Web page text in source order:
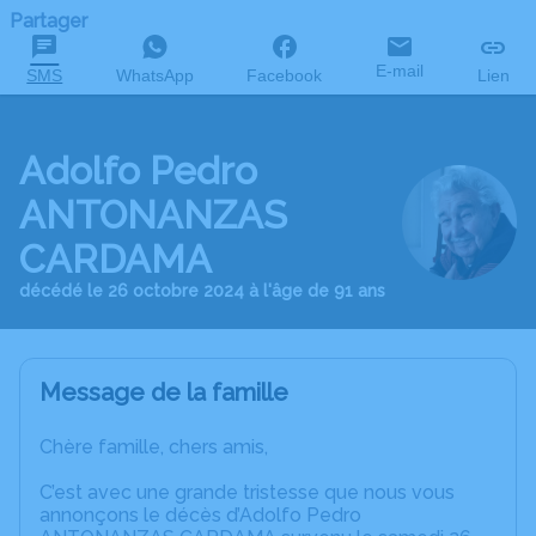
Partager
SMS WhatsApp Facebook E-mail Lien
Adolfo Pedro
ANTONANZAS
CARDAMA
décédé le 26 octobre 2024 à l'âge de 91 ans
Message de la famille
Chère famille, chers amis,
C’est avec une grande tristesse que nous vous
annonçons le décès d’Adolfo Pedro